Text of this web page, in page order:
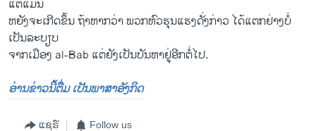
ແຕ່​ແມ່ນ​
ຫຍັງ​ຈະ​ເກີດ​ຂຶ້ນ ຖ້າ​ຫາກ​ວ່າ ພວກ​ຫົວ​ຮຸນ​ແຮງ​ດັ່ງກ່າ​ວ ໄດ້​ແຕກ​ຢ່າງ​ບໍ່​
ເປັນ​ລະບຽບ
ຈາກ​ເມືອງ al-Bab ​ແຕ່​ຍັງ​ເປັນ​ບັນຫາຢູ່​ອີກ​ຕໍ່​ໄປ.
ອ່ານຂ່າວນີ້ຕື່ມ ເປັນພາສາອັງກິດ
ແຊຣ໌ Follow us